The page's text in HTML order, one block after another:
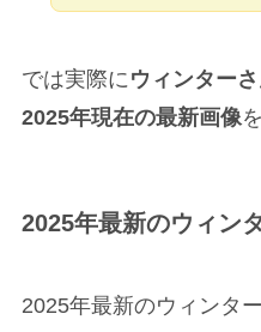
では実際に ウィンター
2025年現在の最新画像
2025年最新のウィン
2025年最新のウィンタ